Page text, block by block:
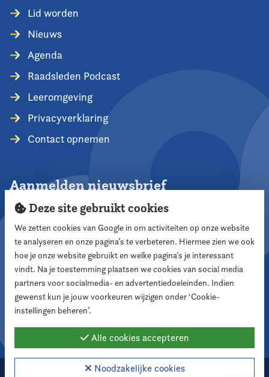
Lid worden
Nieuws
Agenda
Raadsleden Podcast
Leeromgeving
Privacyverklaring
Contact opnemen
Aanmelden nieuwsbrief
Aanmelden
Volg ons
Deze site gebruikt cookies
We zetten cookies van Google in om activiteiten op onze website
te analyseren en onze pagina’s te verbeteren. Hiermee zien we ook
hoe je onze website gebruikt en welke pagina’s je interessant
vindt. Na je toestemming plaatsen we cookies van social media
partners voor socialmedia- en advertentiedoeleinden. Indien
gewenst kun je jouw voorkeuren wijzigen onder ‘Cookie-
instellingen beheren’.
Alle cookies accepteren
Noodzakelijke cookies